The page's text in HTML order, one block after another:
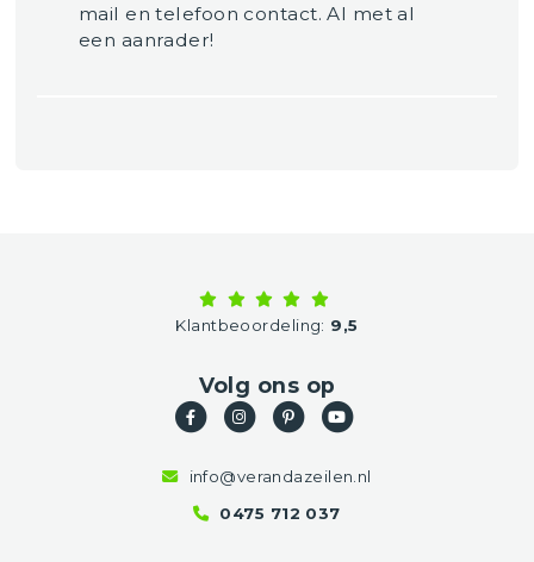
mail en telefoon contact. Al met al
een aanrader!
Klantbeoordeling: 9,5
Volg ons op
info@verandazeilen.nl
0475 712 037